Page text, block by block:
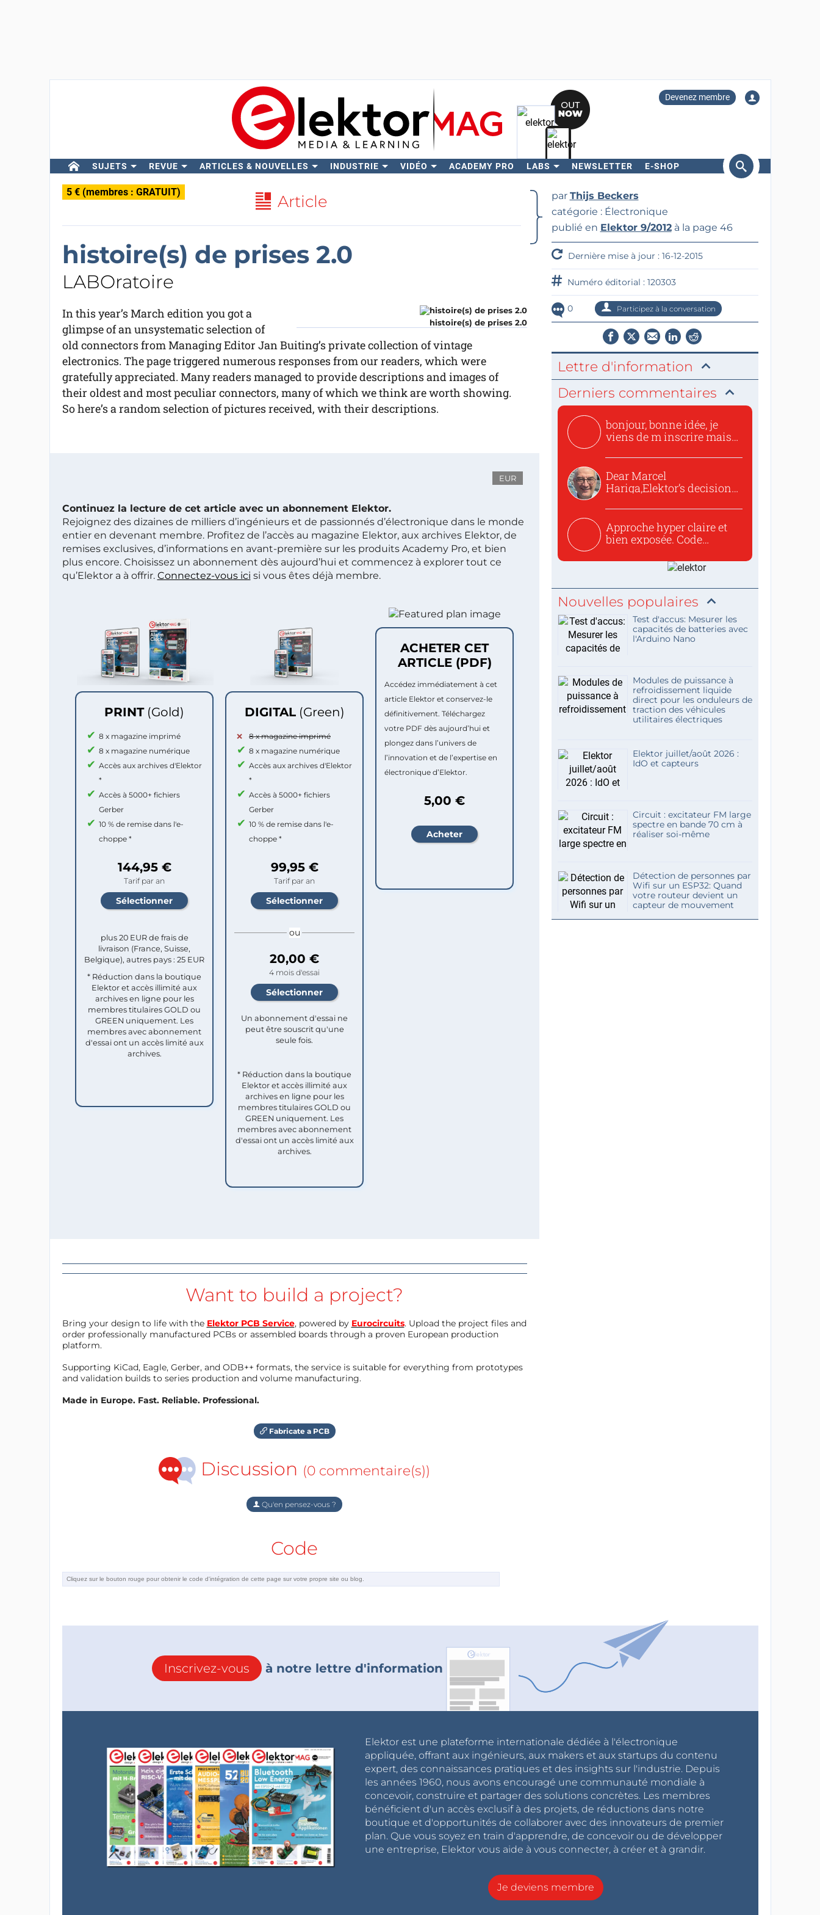
Devenez membre
SUJETS REVUE ARTICLES & NOUVELLES INDUSTRIE VIDÉO ACADEMY PRO LABS NEWSLETTER E-SHOP
Rechercher
5 € (membres : GRATUIT) Article
histoire(s) de prises 2.0
LABOratoire
histoire(s) de prises 2.0
In this year’s March edition you got a
glimpse of an unsystematic selection of
old connectors from Managing Editor Jan Buiting’s private collection of vintage
electronics. The page triggered numerous responses from our readers, which were
gratefully appreciated. Many readers managed to provide descriptions and images of
their oldest and most peculiar connectors, many of which we think are worth showing.
So here’s a random selection of pictures received, with their descriptions.
EUR
Continuez la lecture de cet article avec un abonnement Elektor.
Rejoignez des dizaines de milliers d’ingénieurs et de passionnés d’électronique dans le monde
entier en devenant membre. Profitez de l’accès au magazine Elektor, aux archives Elektor, de
remises exclusives, d’informations en avant-première sur les produits Academy Pro, et bien
plus encore. Choisissez un abonnement dès aujourd’hui et commencez à explorer tout ce
qu’Elektor a à offrir. Connectez-vous ici si vous êtes déjà membre.
PRINT (Gold)
8 x magazine imprimé
8 x magazine numérique
Accès aux archives d'Elektor
*
Accès à 5000+ fichiers
Gerber
10 % de remise dans l'e-
choppe *
144,95 €
Tarif par an
plus 20 EUR de frais de
livraison (France, Suisse,
Belgique), autres pays : 25 EUR
* Réduction dans la boutique
Elektor et accès illimité aux
archives en ligne pour les
membres titulaires GOLD ou
GREEN uniquement. Les
membres avec abonnement
d'essai ont un accès limité aux
archives.
DIGITAL (Green)
8 x magazine imprimé
8 x magazine numérique
Accès aux archives d'Elektor
*
Accès à 5000+ fichiers
Gerber
10 % de remise dans l'e-
choppe *
99,95 €
Tarif par an
ou
20,00 €
4 mois d'essai
Un abonnement d'essai ne
peut être souscrit qu'une
seule fois.​
* Réduction dans la boutique
Elektor et accès illimité aux
archives en ligne pour les
membres titulaires GOLD ou
GREEN uniquement. Les
membres avec abonnement
d'essai ont un accès limité aux
archives.
ACHETER CET
ARTICLE (PDF)
Accédez immédiatement à cet
article Elektor et conservez-le
définitivement. Téléchargez
votre PDF dès aujourd’hui et
plongez dans l’univers de
l’innovation et de l’expertise en
électronique d’Elektor.
5,00 €
Want to build a project?
Bring your design to life with the Elektor PCB Service, powered by Eurocircuits. Upload the project files and
order professionally manufactured PCBs or assembled boards through a proven European production
platform.
Supporting KiCad, Eagle, Gerber, and ODB++ formats, the service is suitable for everything from prototypes
and validation builds to series production and volume manufacturing.
Made in Europe. Fast. Reliable. Professional.
Fabricate a PCB
Discussion (0 commentaire(s))
Qu'en pensez-vous ?
Code
par Thijs Beckers
catégorie : Électronique
publié en Elektor 9/2012à la page 46
Dernière mise à jour : 16-12-2015
Numéro éditorial : 120303
0 Participez à la conversation
Lettre d'information
Derniers commentaires
bonjour, bonne idée, je
viens de m inscrire mais
Dear Marcel
Hariga,Elektor’s decision
Approche hyper claire et
bien exposée. Code
Nouvelles populaires
Test d'accus: Mesurer les
capacités de batteries avec
l'Arduino Nano
Modules de puissance à
refroidissement liquide
direct pour les onduleurs de
traction des véhicules
utilitaires électriques
Elektor juillet/août 2026 :
IdO et capteurs
Circuit : excitateur FM large
spectre en bande 70 cm à
réaliser soi-même
Détection de personnes par
Wifi sur un ESP32: Quand
votre routeur devient un
capteur de mouvement
Inscrivez-vous à notre lettre d'information
Elektor est une plateforme internationale dédiée à l'électronique
appliquée, offrant aux ingénieurs, aux makers et aux startups du contenu
expert, des connaissances pratiques et des insights sur l'industrie. Depuis
les années 1960, nous avons encouragé une communauté mondiale à
concevoir, construire et partager des solutions concrètes. Les membres
bénéficient d'un accès exclusif à des projets, de réductions dans notre
boutique et d'opportunités de collaborer avec des innovateurs de premier
plan. Que vous soyez en train d'apprendre, de concevoir ou de développer
une entreprise, Elektor vous aide à vous connecter, à créer et à grandir.
Je deviens membre